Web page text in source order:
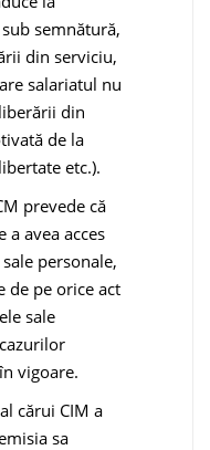
semnătură,
din serviciu,
salariatul nu
din
de la
etc.).
prevede că
a avea acces
personale,
de pe orice act
sale
vigoare.
cărui CIM a
sa